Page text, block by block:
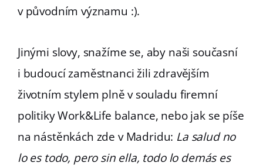
v původním významu :).
Jinými slovy, snažíme se, aby naši současní
i budoucí zaměstnanci žili zdravějším
životním stylem plně v souladu firemní
politiky Work&Life balance, nebo jak se píše
na nástěnkách zde v Madridu: La salud no
lo es todo, pero sin ella, todo lo demás es